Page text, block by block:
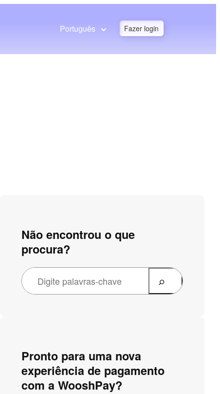
Português Fazer login
Não encontrou o que
procura?
Pronto para uma nova
experiência de pagamento
com a WooshPay?